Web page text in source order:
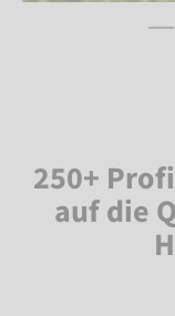
250+
auf die